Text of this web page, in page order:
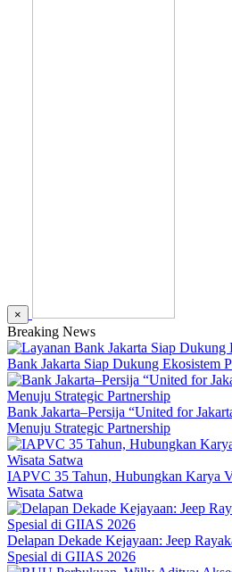
×
Breaking News
Bank Jakarta Siap Dukung Ekosistem
Bank Jakarta–Persija “United for
Menuju Strategic Partnership
IAPVC 35 Tahun, Hubungkan Karya
Wisata Satwa
Delapan Dekade Kejayaan: Jeep
Spesial di GIIAS 2026